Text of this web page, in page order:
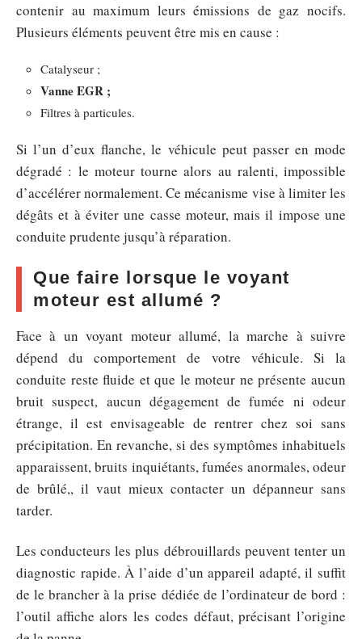
contenir au maximum leurs émissions de gaz nocifs.
Plusieurs éléments peuvent être mis en cause :
Catalyseur ;
Vanne EGR ;
Filtres à particules.
Si l’un d’eux flanche, le véhicule peut passer en mode
dégradé : le moteur tourne alors au ralenti, impossible
d’accélérer normalement. Ce mécanisme vise à limiter les
dégâts et à éviter une casse moteur, mais il impose une
conduite prudente jusqu’à réparation.
Que faire lorsque le voyant
moteur est allumé ?
Face à un voyant moteur allumé, la marche à suivre
dépend du comportement de votre véhicule. Si la
conduite reste fluide et que le moteur ne présente aucun
bruit suspect, aucun dégagement de fumée ni odeur
étrange, il est envisageable de rentrer chez soi sans
précipitation. En revanche, si des symptômes inhabituels
apparaissent, bruits inquiétants, fumées anormales, odeur
de brûlé,, il vaut mieux contacter un dépanneur sans
tarder.
Les conducteurs les plus débrouillards peuvent tenter un
diagnostic rapide. À l’aide d’un appareil adapté, il suffit
de le brancher à la prise dédiée de l’ordinateur de bord :
l’outil affiche alors les codes défaut, précisant l’origine